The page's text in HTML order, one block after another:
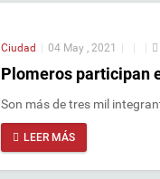
Ciudad 04 May , 2021
Plomeros participan
Son más de tres mil
LEER MÁS